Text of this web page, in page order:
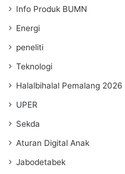
Info Produk BUMN
Energi
peneliti
Teknologi
Halalbihalal Pemalang 2026
UPER
Sekda
Aturan Digital Anak
Jabodetabek